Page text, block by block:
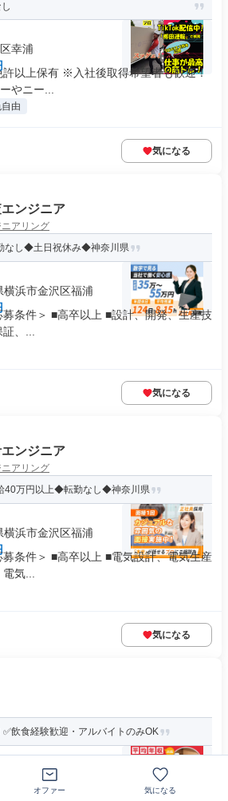
幸浦
以上保有 ※入社後取得希望者も歓迎！
やニー...
由
気になる
ンジニア
アリング
なし◆土日祝休み◆神奈川県
浜市金沢区福浦
条件＞ ■高卒以上 ■設計、開発、生産技
、...
気になる
ンジニア
アリング
40万円以上◆転勤なし◆神奈川県
浜市金沢区福浦
条件＞ ■高卒以上 ■電気設計、電気生産
気...
気になる
飲食経験歓迎・アルバイトのみOK
浜市金沢区六浦
万4000円
オファー 気になる